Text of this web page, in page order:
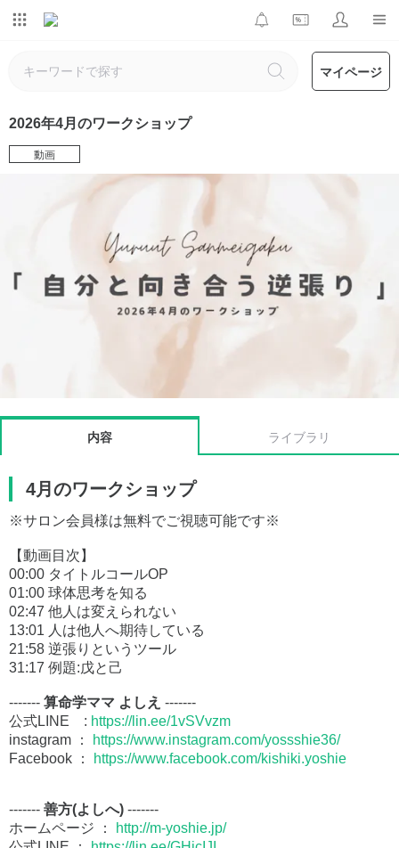
マイページ
2026年4月のワークショップ
動画
内容 ライブラリ
4月のワークショップ
※サロン会員様は無料でご視聴可能です※
【動画目次】
00:00 タイトルコールOP
01:00 球体思考を知る
02:47 他人は変えられない
13:01 人は他人へ期待している
21:58 逆張りというツール
31:17 例題:戊と己
------- 算命学ママ よしえ -------
公式LINE : https://lin.ee/1vSVvzm
instagram ：
https://www.instagram.com/yossshie36/
Facebook ：
https://www.facebook.com/kishiki.yoshie
------- 善方(よしへ) -------
ホームページ ：
http://m-yoshie.jp/